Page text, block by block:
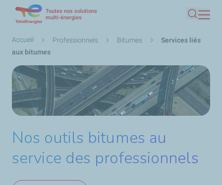
contenu
Toutes nos solutions
multi-énergies
Fil
d'Ariane
Accueil Professionnels Bitumes
Services liés
aux bitumes
Nos outils bitumes au
service des professionnels